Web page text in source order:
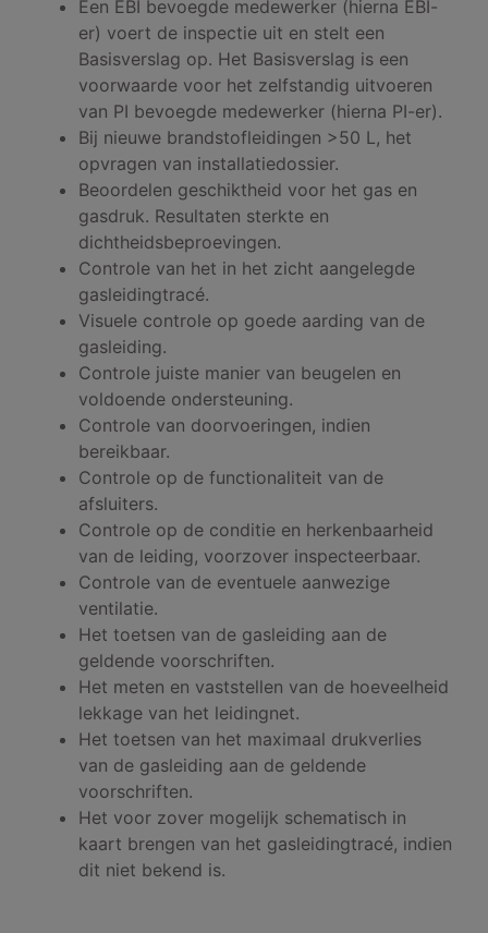
Een EBI bevoegde medewerker (hierna EBI-
er) voert de inspectie uit en stelt een
Basisverslag op. Het Basisverslag is een
voorwaarde voor het zelfstandig uitvoeren
van PI bevoegde medewerker (hierna PI-er).
Bij nieuwe brandstofleidingen >50 L, het
opvragen van installatiedossier.
Beoordelen geschiktheid voor het gas en
gasdruk. Resultaten sterkte en
dichtheidsbeproevingen.
Controle van het in het zicht aangelegde
gasleidingtracé.
Visuele controle op goede aarding van de
gasleiding.
Controle juiste manier van beugelen en
voldoende ondersteuning.
Controle van doorvoeringen, indien
bereikbaar.
Controle op de functionaliteit van de
afsluiters.
Controle op de conditie en herkenbaarheid
van de leiding, voorzover inspecteerbaar.
Controle van de eventuele aanwezige
ventilatie.
Het toetsen van de gasleiding aan de
geldende voorschriften.
Het meten en vaststellen van de hoeveelheid
lekkage van het leidingnet.
Het toetsen van het maximaal drukverlies
van de gasleiding aan de geldende
voorschriften.
Het voor zover mogelijk schematisch in
kaart brengen van het gasleidingtracé, indien
dit niet bekend is.